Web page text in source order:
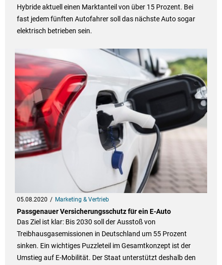
Hybride aktuell einen Marktanteil von über 15 Prozent. Bei
fast jedem fünften Autofahrer soll das nächste Auto sogar
elektrisch betrieben sein.
05.08.2020 Marketing & Vertrieb
Passgenauer Versicherungsschutz für ein E-Auto
Das Ziel ist klar: Bis 2030 soll der Ausstoß von
Treibhausgasemissionen in Deutschland um 55 Prozent
sinken. Ein wichtiges Puzzleteil im Gesamtkonzept ist der
Umstieg auf E-Mobilität. Der Staat unterstützt deshalb den